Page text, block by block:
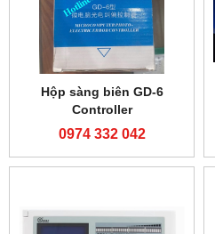
Hộp sàng biên GD-6
Controller
0974 332 042